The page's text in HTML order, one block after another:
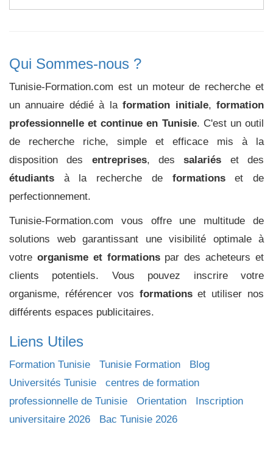
Qui Sommes-nous ?
Tunisie-Formation.com est un moteur de recherche et
un annuaire dédié à laformation initiale,formation
professionnelle et continue en Tunisie. C'est un outil
de recherche riche, simple et efficace mis à la
disposition des entreprises, dessalariés et des
étudiants à la recherche de formationset de
perfectionnement.
Tunisie-Formation.com vous offre une multitude de
solutions web garantissant une visibilité optimale à
votre organisme et formationspar des acheteurs et
clients potentiels. Vous pouvez inscrire votre
organisme, référencer vos formationset utiliser nos
différents espaces publicitaires.
Liens Utiles
Formation Tunisie Tunisie Formation
Blog
Universités Tunisie
centres de formation
professionnelle de Tunisie
Orientation
Inscription
universitaire 2026
Bac Tunisie 2026